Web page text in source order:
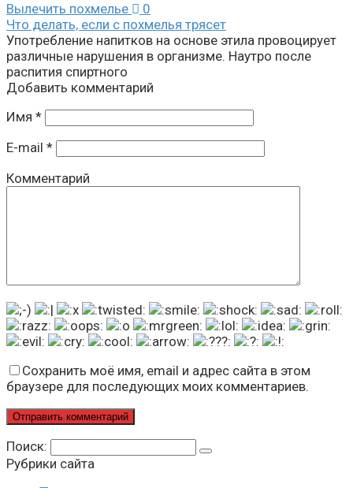
Вылечить похмелье
0
Что делать, если с похмелья трясет
Употребление напитков на основе этила провоцирует
различные нарушения в организме. Наутро после
распития спиртного
Добавить комментарий
Имя *
E-mail *
Комментарий
Сохранить моё имя, email и адрес сайта в этом
браузере для последующих моих комментариев.
Поиск:
Рубрики сайта